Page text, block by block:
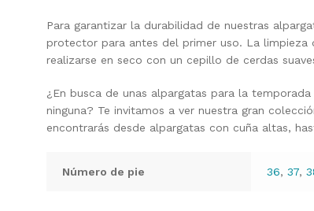
Para garantizar la durabilidad de nuestras
protector para antes del primer uso. La limpieza
realizarse en seco con un cepillo de cerdas
¿En busca de unas alpargatas para la
ninguna? Te invitamos a ver nuestra gran
encontrarás desde alpargatas con cuña altas,
Número de pie 36, 37,